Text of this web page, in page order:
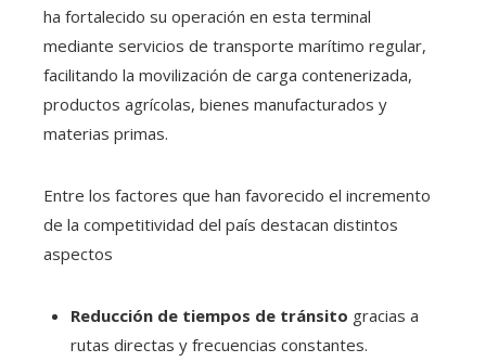
ha fortalecido su operación en esta terminal
mediante servicios de transporte marítimo regular,
facilitando la movilización de carga contenerizada,
productos agrícolas, bienes manufacturados y
materias primas.
Entre los factores que han favorecido el incremento
de la competitividad del país destacan distintos
aspectos
Reducción de tiempos de tránsito gracias a
rutas directas y frecuencias constantes.